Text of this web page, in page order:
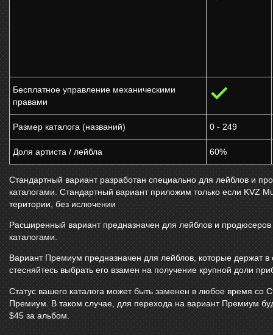
Бесплатное управление механическими
правами
Размер каталога (названий) 0 - 249
Доля артиста / лейбла 60%
Стандартный вариант разработан специально для лейблов и
каталогами. Стандартный вариант приложим только если KVZ
територии, без ислючении
Расширенный вариант предназначен для лейблов и
каталогами.
Вариант Премиум предназначен для лейблов, которые держат
стесняйтесь выбрать его взамен на получение крупной доли
Статус вашего каталога может быть заменен в любое время со
Премиум. В таком случае, для перехода на вариант Премиум
$45 за альбом.